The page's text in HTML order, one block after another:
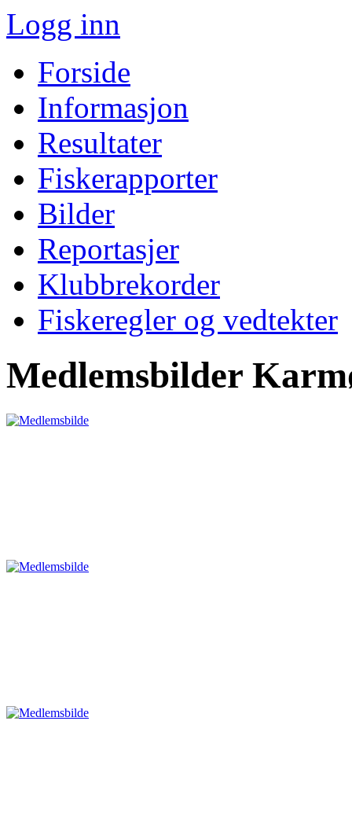
Logg inn
Forside
Informasjon
Resultater
Fiskerapporter
Bilder
Reportasjer
Klubbrekorder
Fiskeregler og vedtekter
Medlemsbilder